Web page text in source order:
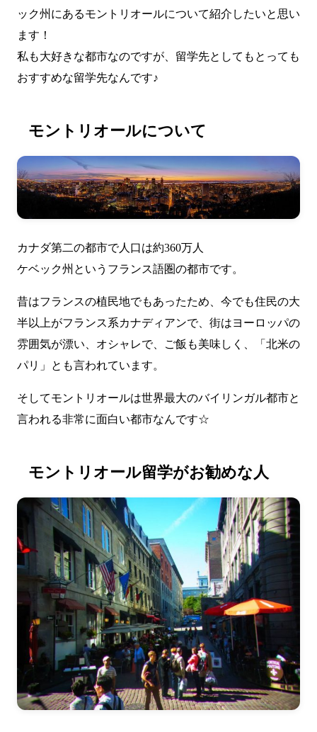
ック州にあるモントリオールについて紹介したいと思い
ます！
私も大好きな都市なのですが、留学先としてもとっても
おすすめな留学先なんです♪
モントリオールについて
カナダ第二の都市で人口は約360万人
ケベック州というフランス語圏の都市です。
昔はフランスの植民地でもあったため、今でも住民の大
半以上がフランス系カナディアンで、街はヨーロッパの
雰囲気が漂い、オシャレで、ご飯も美味しく、「北米の
パリ」とも言われています。
そしてモントリオールは世界最大のバイリンガル都市と
言われる非常に面白い都市なんです☆
モントリオール留学がお勧めな人